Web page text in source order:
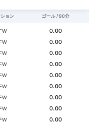
ョン ゴール / 90分
0.00
0.00
0.00
0.00
0.00
0.00
0.00
0.00
0.00